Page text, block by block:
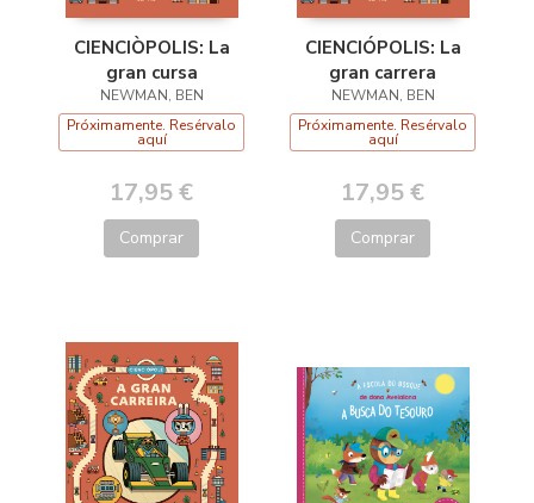
CIENCIÒPOLIS: La
gran cursa
NEWMAN, BEN
Próximamente. Resérvalo
aquí
17,95 €
Comprar
CIENCIÓPOLIS: La
gran carrera
NEWMAN, BEN
Próximamente. Resérvalo
aquí
17,95 €
Comprar